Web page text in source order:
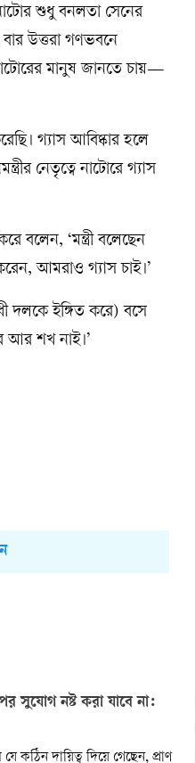
শুধু বনলতা সেনের
উত্তরা গণভবনে
মানুষ জানতে চায়—
গ্যাস আবিষ্কার হলে
নেতৃত্বে নাটোরে গ্যাস
বলেন, ‘মন্ত্রী বলেছেন
আমরাও গ্যাস চাই।’
দলকে ইঙ্গিত করে) বসে
আর শখ নাই।’
সুযোগ নষ্ট করা যাবে না:
কঠিন দায়িত্ব দিয়ে গেছেন, প্রাণ